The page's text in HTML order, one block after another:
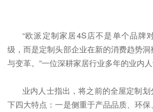
“欧派定制家居4S店不是单个品牌
级，而是定制头部企业在新的消费趋势
与变革。”一位深耕家居行业多年的业内人
业内人士指出，将之前的全屋定制
下四大特点：一是侧重于产品品质、环保